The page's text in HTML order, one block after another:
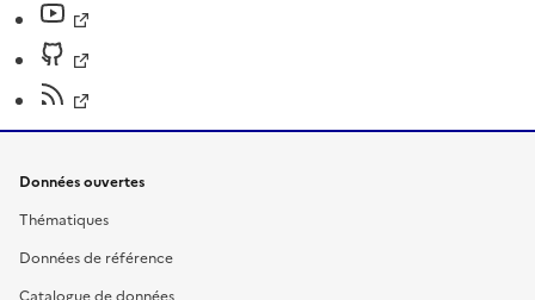
Données ouvertes
Thématiques
Données de référence